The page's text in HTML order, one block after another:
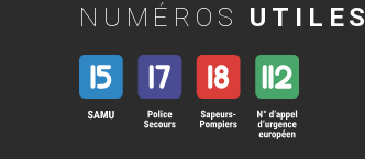
NUMÉROS UTILES